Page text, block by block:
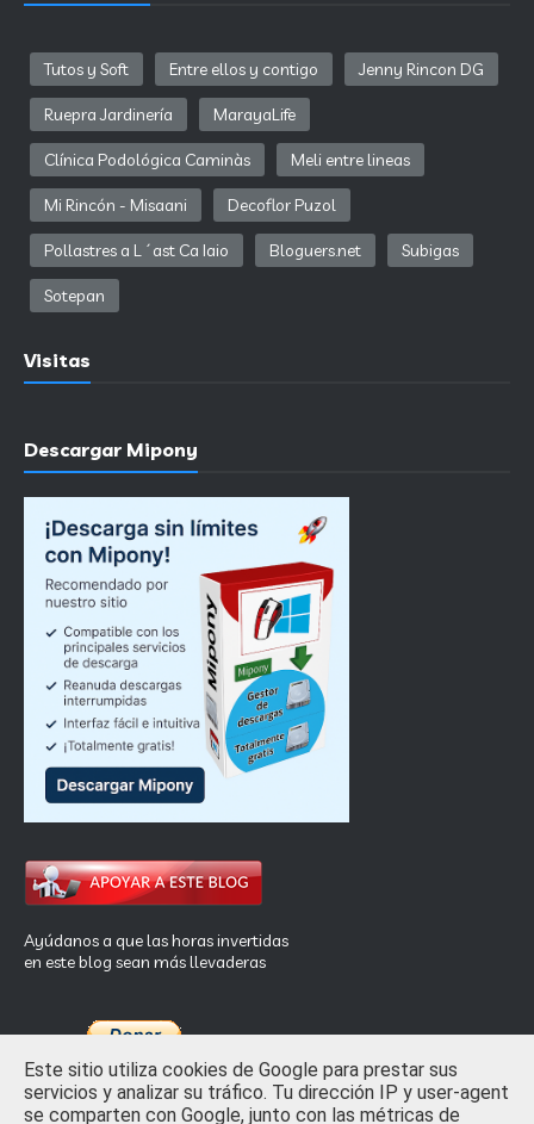
Tutos y Soft Entre ellos y contigo Jenny Rincon DG
Ruepra Jardinería MarayaLife
Clínica Podológica Caminàs Meli entre lineas
Mi Rincón - Misaani Decoflor Puzol
Pollastres a L´ast Ca Iaio Bloguers.net Subigas
Sotepan
Visitas
Descargar Mipony
Ayúdanos a que las horas invertidas
en este blog sean más llevaderas
Este sitio utiliza cookies de Google para prestar sus
servicios y analizar su tráfico. Tu dirección IP y user-agent
se comparten con Google, junto con las métricas de